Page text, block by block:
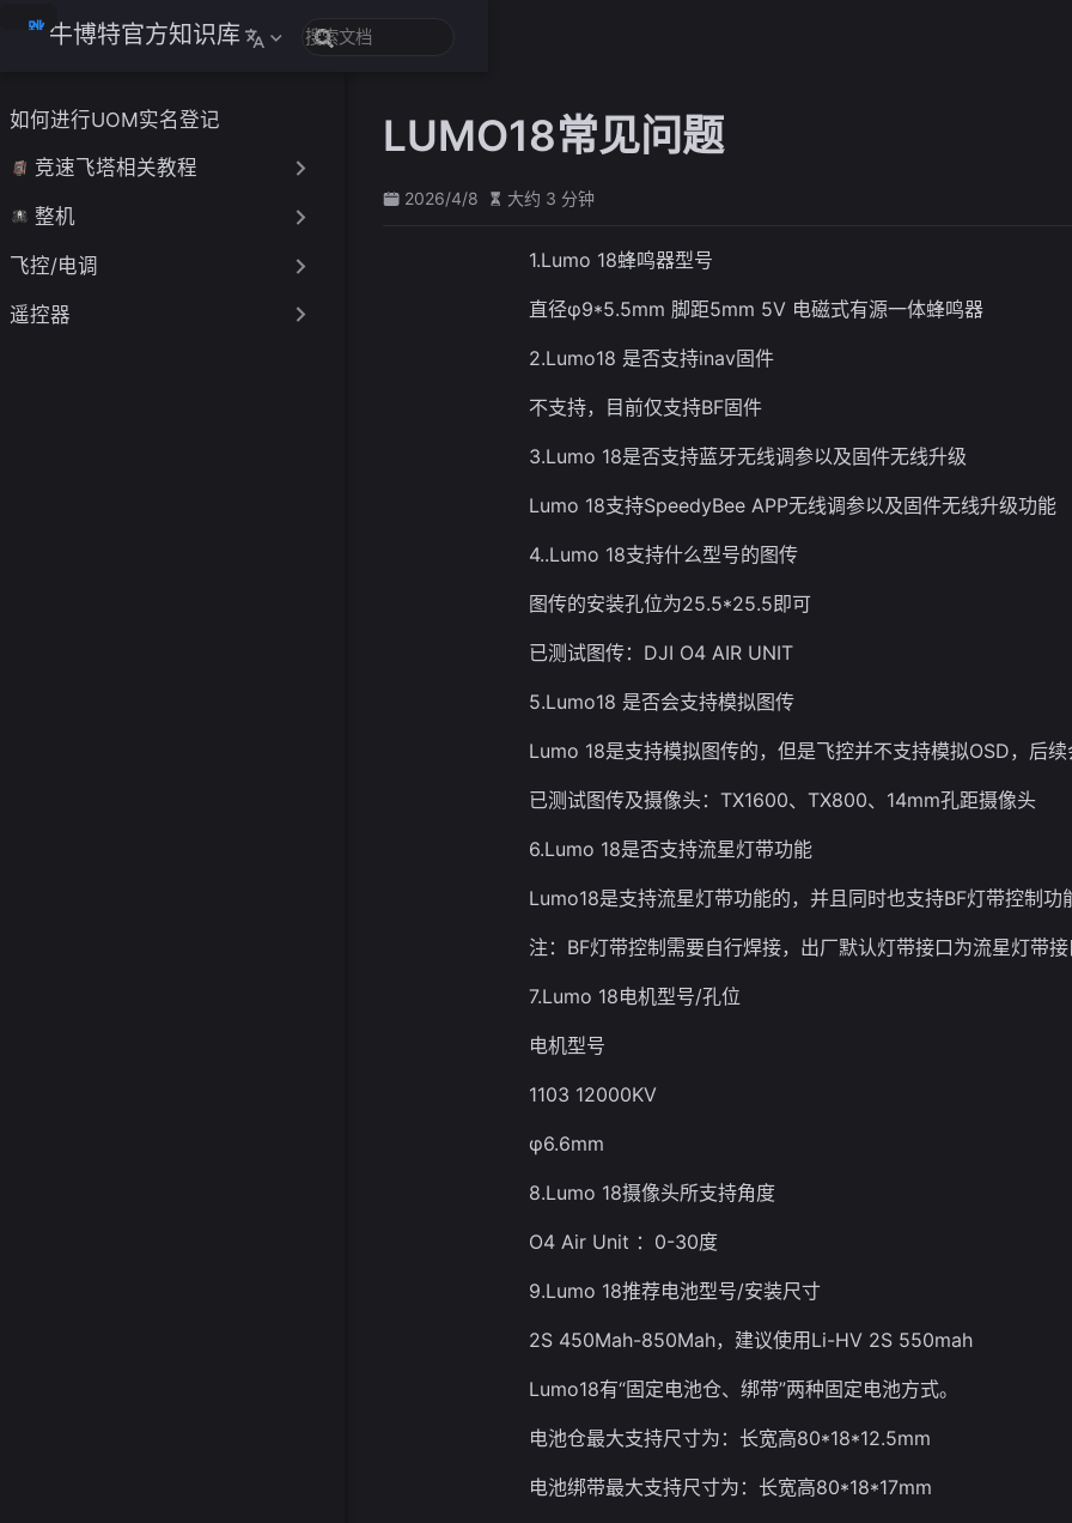
跳
要
內
容
牛博特官方知识库
如何进行UOM实名登记
竞速飞塔相关教程
整机
飞控/电调
遥控器
LUMO18常见问题
2026/4/8 大约 3 分钟
1.Lumo 18蜂鸣器型号
直径φ9*5.5mm 脚距5mm 5V 电磁式有源一体蜂鸣器
2.Lumo18 是否支持inav固件
不支持，目前仅支持BF固件
3.Lumo 18是否支持蓝牙无线调参以及固件无线升级
Lumo 18支持SpeedyBee APP无线调参以及固件无线升级功能
4..Lumo 18支持什么型号的图传
图传的安装孔位为25.5*25.5即可
已测试图传：DJI O4 AIR UNIT
5.Lumo18 是否会支持模拟图传
Lumo 18是支持模拟图传的，但是飞控并不支持模拟OSD，后
已测试图传及摄像头：TX1600、TX800、14mm孔距摄像头
6.Lumo 18是否支持流星灯带功能
Lumo18是支持流星灯带功能的，并且同时也支持BF灯带控制功
注：BF灯带控制需要自行焊接，出厂默认灯带接口为流星灯带
7.Lumo 18电机型号/孔位
电机型号
1103 12000KV
φ6.6mm
8.Lumo 18摄像头所支持角度
O4 Air Unit ：0-30度
9.Lumo 18推荐电池型号/安装尺寸
2S 450Mah-850Mah，建议使用Li-HV 2S 550mah
Lumo18有“固定电池仓、绑带”两种固定电池方式。
电池仓最大支持尺寸为：长宽高80*18*12.5mm
电池绑带最大支持尺寸为：长宽高80*18*17mm